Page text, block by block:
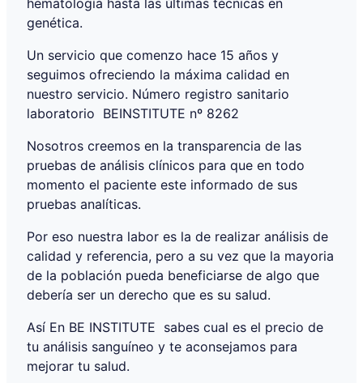
genética.
Un servicio que comenzo hace 15 años y
seguimos ofreciendo la máxima calidad en
nuestro servicio. Número registro sanitario
laboratorio BEINSTITUTE nº 8262
Nosotros creemos en la transparencia de las
pruebas de análisis clínicos para que en todo
momento el paciente este informado de sus
pruebas analíticas.
Por eso nuestra labor es la de realizar análisis de
calidad y referencia, pero a su vez que la mayoria
de la población pueda beneficiarse de algo que
debería ser un derecho que es su salud.
Así En BE INSTITUTE sabes cual es el precio de
tu análisis sanguíneo y te aconsejamos para
mejorar tu salud.